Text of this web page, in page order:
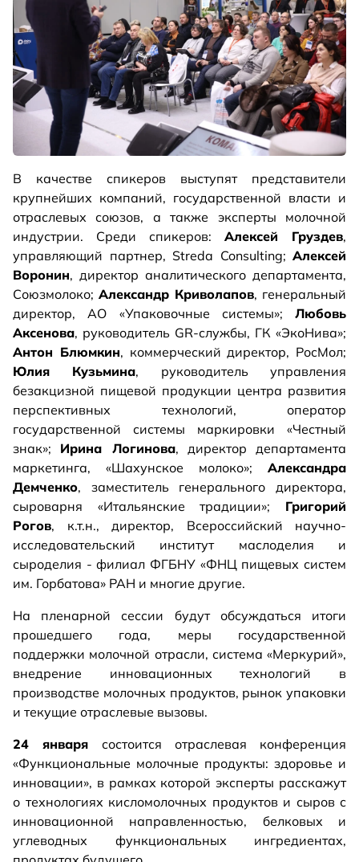
В качестве спикеров выступят представители
крупнейших компаний, государственной власти и
отраслевых союзов, а также эксперты молочной
индустрии. Среди спикеров: Алексей Груздев,
управляющий партнер, Streda Consulting; Алексей
Воронин, директор аналитического департамента,
Союзмолоко; Александр Криволапов, генеральный
директор, АО «Упаковочные системы»; Любовь
Аксенова, руководитель GR-службы, ГК «ЭкоНива»;
Антон Блюмкин, коммерческий директор, РосМол;
Юлия Кузьмина, руководитель управления
безакцизной пищевой продукции центра развития
перспективных технологий, оператор
государственной системы маркировки «Честный
знак»; Ирина Логинова, директор департамента
маркетинга, «Шахунское молоко»; Александра
Демченко, заместитель генерального директора,
сыроварня «Итальянские традиции»; Григорий
Рогов, к.т.н., директор, Всероссийский научно-
исследовательский институт маслоделия и
сыроделия - филиал ФГБНУ «ФНЦ пищевых систем
им. Горбатова» РАН и многие другие.
На пленарной сессии будут обсуждаться итоги
прошедшего года, меры государственной
поддержки молочной отрасли, система «Меркурий»,
внедрение инновационных технологий в
производстве молочных продуктов, рынок упаковки
и текущие отраслевые вызовы.
24 января состоится отраслевая конференция
«Функциональные молочные продукты: здоровье и
инновации», в рамках которой эксперты расскажут
о технологиях кисломолочных продуктов и сыров с
инновационной направленностью, белковых и
углеводных функциональных ингредиентах,